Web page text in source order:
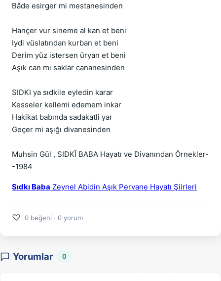
Bâde esirger mi mestanesinden
Hançer vur sineme al kan et beni
Iydi vüslatından kurban et beni
Derim yüz istersen üryan et beni
Aşık can mı saklar cananesinden
SIDKI ya sıdkile eyledin karar
Kesseler kellemi edemem inkar
Hakikat babında sadakatli yar
Geçer mi aşığı divanesinden
Muhsin Gül , SIDKÎ BABA Hayatı ve Divanından Örnekler-
-1984
Sıdkı Baba Zeynel Abidin Aşık Pervane Hayatı Şiirleri
♡ 0 beğeni · 0 yorum
Yorumlar 0